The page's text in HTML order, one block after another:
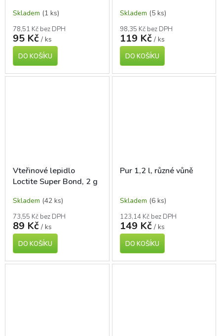
Skladem (1 ks)
78,51 Kč bez DPH
95 Kč / ks
DO KOŠÍKU
Skladem (5 ks)
98,35 Kč bez DPH
119 Kč / ks
DO KOŠÍKU
Vteřinové lepidlo
Loctite Super Bond, 2 g
Skladem (42 ks)
73,55 Kč bez DPH
89 Kč / ks
DO KOŠÍKU
Pur 1,2 l, různé vůně
Skladem (6 ks)
123,14 Kč bez DPH
149 Kč / ks
DO KOŠÍKU